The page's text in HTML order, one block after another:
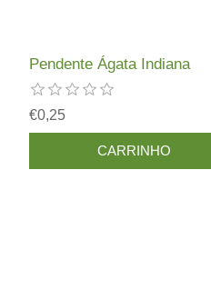
Pendente Ágata Indiana
€0,25